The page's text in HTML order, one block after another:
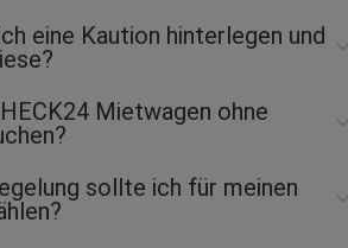
eine Kaution hinterlegen und
Mietwagen ohne
sollte ich für meinen